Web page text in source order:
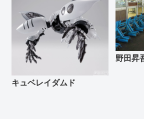
キュベレイダムド
野田昇